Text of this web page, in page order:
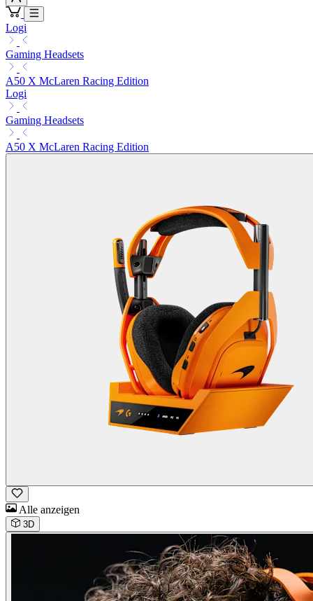
Logi
Gaming Headsets
A50 X McLaren Racing Edition
Logi
Gaming Headsets
A50 X McLaren Racing Edition
Alle anzeigen
3D